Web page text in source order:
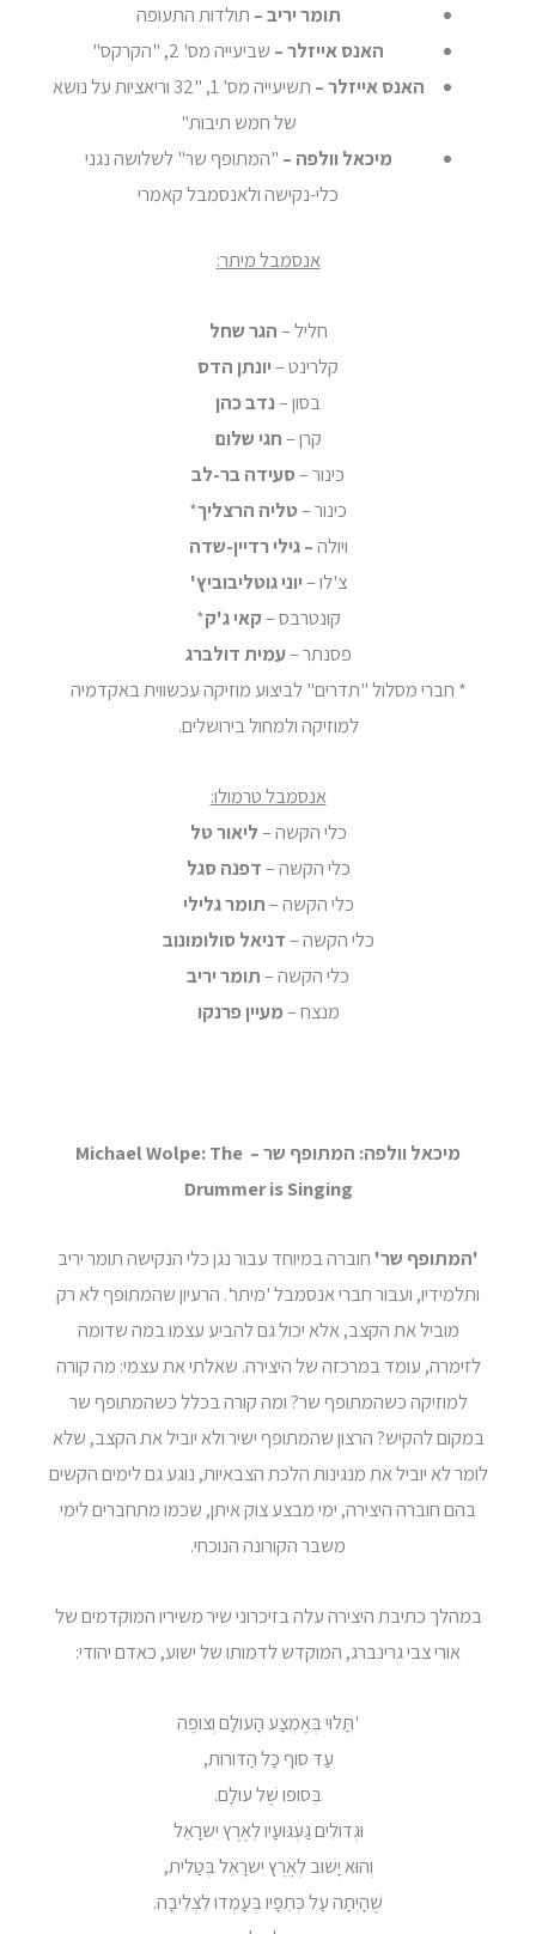
תומר יריב – תולדות התעופה
האנס אייזלר – שביעייה מס' 2, "הקרקס"
האנס אייזלר –
תשיעייה מס' 1, "32 וריאציות על נושא
של חמש תיבות"
מיכאל וולפה – "המתופף שר" לשלושה נגני
כלי-נקישה ולאנסמבל קאמרי
אנסמבל מיתר:
חליל –הגר שחל
קלרינט –יונתן הדס
בסון –נדב כהן
קרן –חגי שלום
כינור –סעידה בר-לב
כינור –טליה הרצליך*
ויולה– גילי רדיין-שדה
צ'לו –יוני גוטליבוביץ'
קונטרבס –קאי ג'ק*
פסנתר –עמית דולברג
* חברי מסלול "תדרים" לביצוע מוזיקה עכשווית באקדמיה
למוזיקה ולמחול בירושלים.
אנסמבל טרמולו:
כלי הקשה –ליאור טל
כלי הקשה –דפנה סגל
כלי הקשה –תומר גלילי
כלי הקשה –דניאל סולומונוב
כלי הקשה –תומר יריב
מנצח –מעיין פרנקו
מיכאל וולפה: המתופף שר – Michael Wolpe: The
Drummer is Singing
'המתופף שר' חוברה במיוחד עבור נגן כלי הנקישה תומר יריב
ותלמידיו, ועבור חברי אנסמבל 'מיתר'. הרעיון שהמתופף לא רק
מוביל את הקצב, אלא יכול גם להביע עצמו במה שדומה
לזימרה, עומד במרכזה של היצירה. שאלתי את עצמי: מה קורה
למוזיקה כשהמתופף שר? ומה קורה בכלל כשהמתופף שר
במקום להקיש? הרצון שהמתופף ישיר ולא יוביל את הקצב, שלא
לומר לא יוביל את מנגינות הלכת הצבאיות, נוגע גם לימים הקשים
בהם חוברה היצירה, ימי מבצע צוק איתן, שכמו מתחברים לימי
משבר הקורונה הנוכחי.
במהלך כתיבת היצירה עלה בזיכרוני שיר משיריו המוקדמים של
אורי צבי גרינברג, המוקדש לדמותו של ישוע, כאדם יהודי:
'תָּלוּי בְּאֶמְצָע הָעולָם וְצופֶה
עַד סוף כָּל הַדּורות,
בְּסופו שֶׁל עולָם.
וּגְדולִים גַּעְגּוּעָיו לְאֶרֶץ יִשרָאֵל
וְהוּא יָשׁוּב לְאֶרֶץ יִשרָאֵל בְּטַלִית,
שֶׁהָיְתָה עַל כְּתֵפָיו בְּעָמְדו לִצְלִיבָה.